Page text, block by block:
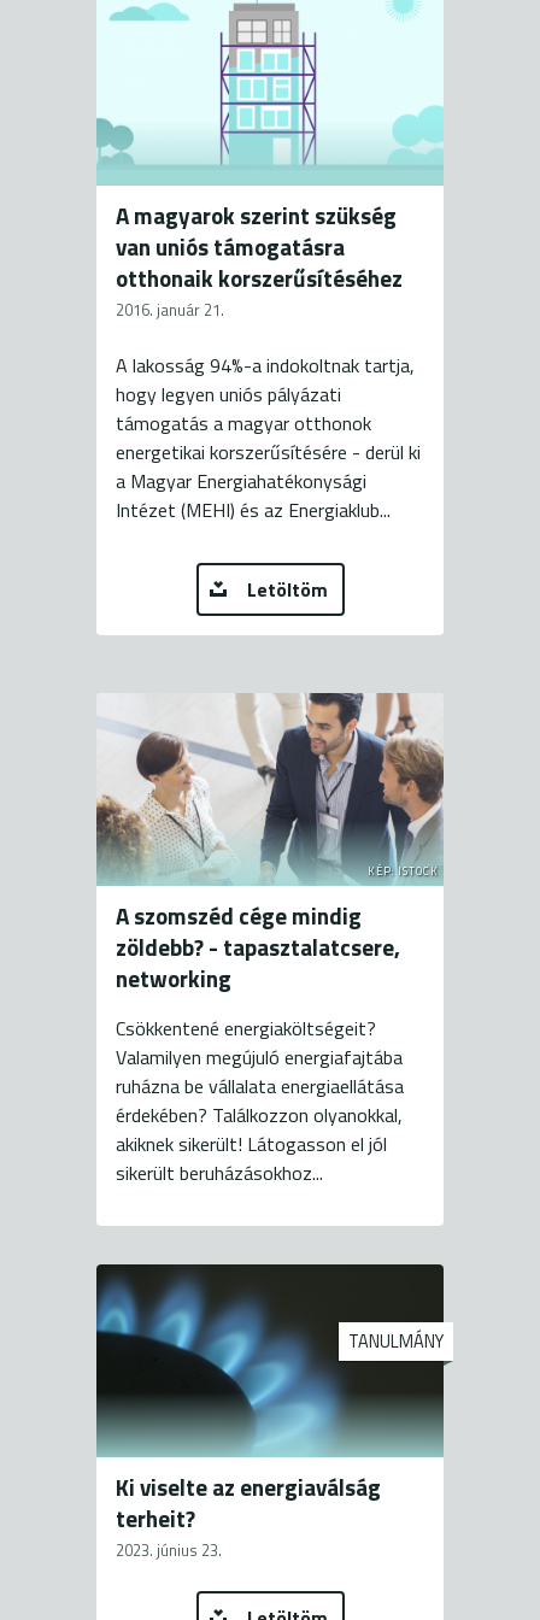
A magyarok szerint szükség
van uniós támogatásra
otthonaik korszerűsítéséhez
2016. január 21.
A lakosság 94%-a indokoltnak tartja,
hogy legyen uniós pályázati
támogatás a magyar otthonok
energetikai korszerűsítésére - derül ki
a Magyar Energiahatékonysági
Intézet (MEHI) és az Energiaklub...
Letöltöm
KÉP: ISTOCK
A szomszéd cége mindig
zöldebb? - tapasztalatcsere,
networking
Csökkentené energiaköltségeit?
Valamilyen megújuló energiafajtába
ruházna be vállalata energiaellátása
érdekében? Találkozzon olyanokkal,
akiknek sikerült! Látogasson el jól
sikerült beruházásokhoz...
TANULMÁNY
Ki viselte az energiaválság
terheit?
2023. június 23.